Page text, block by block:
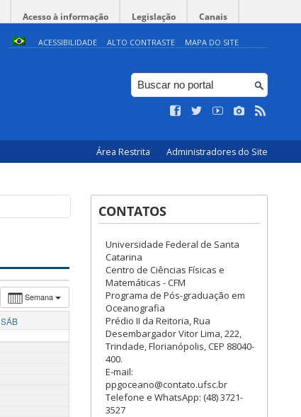
Acesso à informação Legislação Canais
ACESSIBILIDADE ALTO CONTRASTE MAPA DO SITE
Área Restrita Administradores do Site
Semana
SÁB
CONTATOS
Universidade Federal de Santa
Catarina
Centro de Ciências Físicas e
Matemáticas - CFM
Programa de Pós-graduação em
Oceanografia
Prédio II da Reitoria, Rua
Desembargador Vitor Lima, 222,
Trindade, Florianópolis, CEP 88040-
400.
E-mail:
ppgoceano@contato.ufsc.br
Telefone e WhatsApp: (48) 3721-
3527